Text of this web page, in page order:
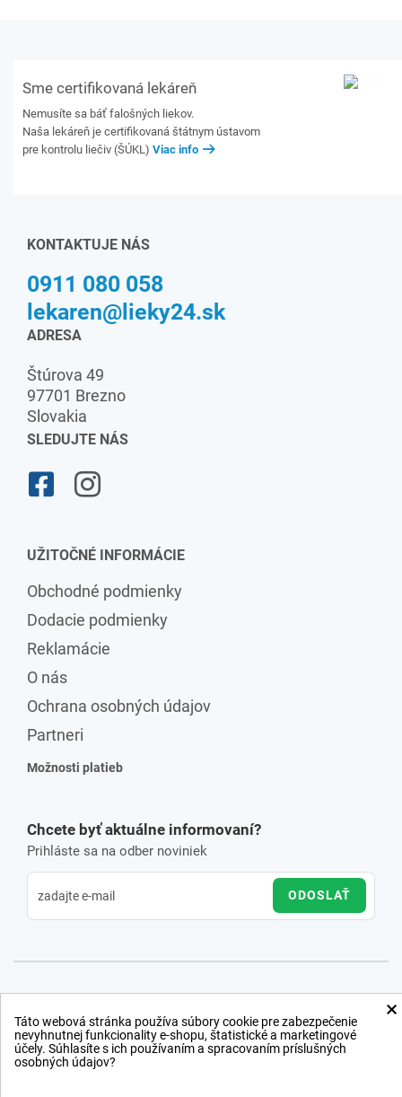
Sme certifikovaná lekáreň
Nemusíte sa báť falošných liekov.
Naša lekáreň je certifikovaná štátnym ústavom
pre kontrolu liečiv (ŠÚKL) Viac info
KONTAKTUJE NÁS
0911 080 058
lekaren@lieky24.sk
ADRESA
Štúrova 49
97701 Brezno
Slovakia
SLEDUJTE NÁS
UŽITOČNÉ INFORMÁCIE
Obchodné podmienky
Dodacie podmienky
Reklamácie
O nás
Ochrana osobných údajov
Partneri
Možnosti platieb
Chcete byť aktuálne informovaní?
Prihláste sa na odber noviniek
ODOSLAŤ
×
Táto webová stránka používa súbory cookie pre zabezpečenie
nevyhnutnej funkcionality e-shopu, štatistické a marketingové
účely. Súhlasíte s ich používaním a spracovaním príslušných
osobných údajov?